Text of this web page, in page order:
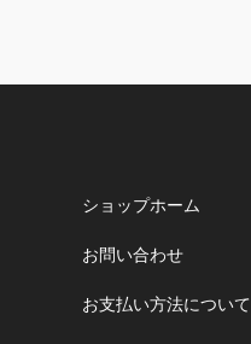
ショップホーム
お問い合わせ
お支払い方法について